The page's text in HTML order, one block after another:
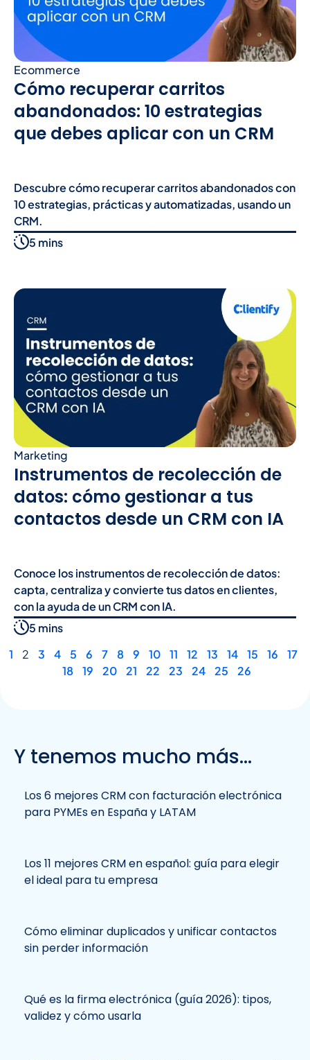
Ecommerce
Cómo recuperar carritos
abandonados: 10 estrategias
que debes aplicar con un CRM
Descubre cómo recuperar carritos abandonados con
10 estrategias, prácticas y automatizadas, usando un
CRM.
5 mins
Marketing
Instrumentos de recolección de
datos: cómo gestionar a tus
contactos desde un CRM con IA
Conoce los instrumentos de recolección de datos:
capta, centraliza y convierte tus datos en clientes,
con la ayuda de un CRM con IA.
5 mins
1
2 3 4 5 6 7 8 9 10 11 12 13 14 15 16
17
18
19 20 21 22 23 24 25 26
Y tenemos mucho más...
Los 6 mejores CRM con facturación electrónica
para PYMEs en España y LATAM
Los 11 mejores CRM en español: guía para elegir
el ideal para tu empresa
Cómo eliminar duplicados y unificar contactos
sin perder información
Qué es la firma electrónica (guía 2026): tipos,
validez y cómo usarla